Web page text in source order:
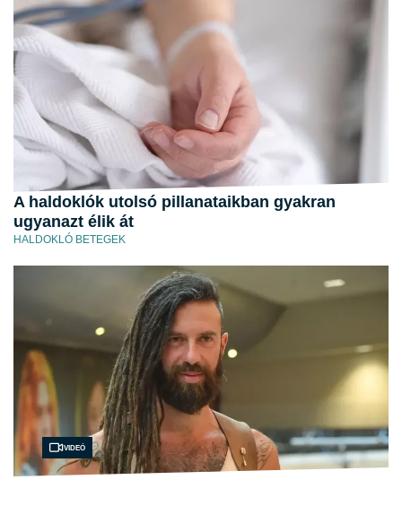
A haldoklók utolsó pillanataikban gyakran
ugyanazt élik át
HALDOKLÓ BETEGEK
Videó